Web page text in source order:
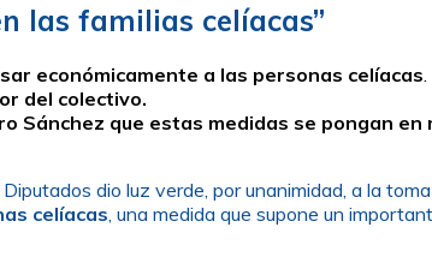
las familias celíacas”
económicamente a las personas celíacas
del colectivo.
Sánchez que estas medidas se pongan
dio luz verde, por unanimidad, a la
celíacas , una medida que supone un